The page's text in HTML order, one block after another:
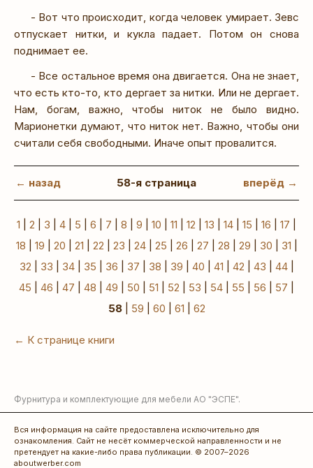
- Вот что происходит, когда человек умирает. Зевс
отпускает нитки, и кукла падает. Потом он снова
поднимает ее.
- Все остальное время она двигается. Она не знает,
что есть кто-то, кто дергает за нитки. Или не дергает.
Нам, богам, важно, чтобы ниток не было видно.
Марионетки думают, что ниток нет. Важно, чтобы они
считали себя свободными. Иначе опыт провалится.
← назад 58-я страница вперёд →
1 2 3 4 5 6 7 8 9 10 11 12 13 14 15 16 17
18
19 20 21 22 23 24| 25 26 27 28 29 30 31
32
33 34| 35 36 37 38 39 40 41 42 43 44|
45
46 47 48 49 50 51 52 53 54 55 56 57
58| 59 60 61 62
← К странице книги
Фурнитура и комплектующие для мебели АО "ЭСПЕ".
Вся информация на сайте предоставлена исключительно для
ознакомления. Сайт не несёт коммерческой направленности и не
претендует на какие-либо права публикации. © 2007–2026
aboutwerber.com